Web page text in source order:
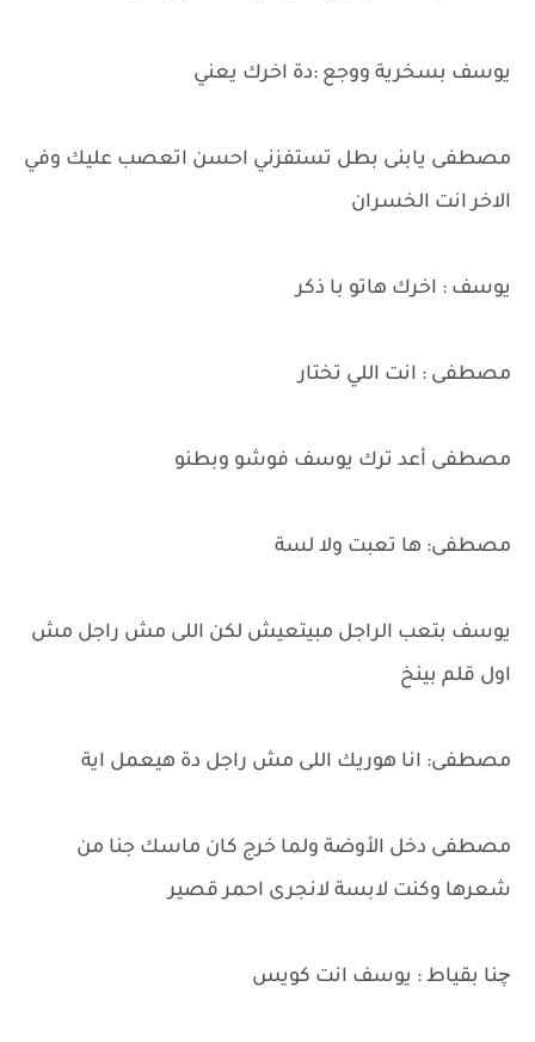
يوسف بسخرية ووجع :دة اخرك يعني
مصطفى يابنى بطل تستفزني احسن اتعصب عليك وفي
الاخر انت الخسران
يوسف : اخرك هاتو با ذكر
مصطفى : انت اللي تختار
مصطفى أعد ترك يوسف فوشو وبطنو
مصطفى: ها تعبت ولا لسة
يوسف بتعب الراجل مبيتعيش لكن اللى مش راجل مش
اول قلم بينخ
مصطفى: انا هوريك اللى مش راجل دة هيعمل اية
مصطفى دخل الأوضة ولما خرج كان ماسك جنا من
شعرها وكنت لابسة لانجرى احمر قصير
چنا بقياط : يوسف انت كويس